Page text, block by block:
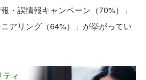
・誤情報キャンペーン（70%）」
ニアリング（64%）」が挙がってい